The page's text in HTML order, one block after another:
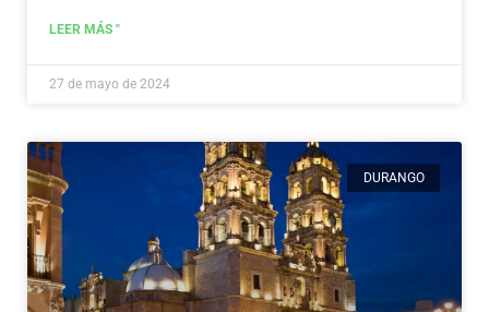
LEER MÁS "
27 de mayo de 2024
DURANGO